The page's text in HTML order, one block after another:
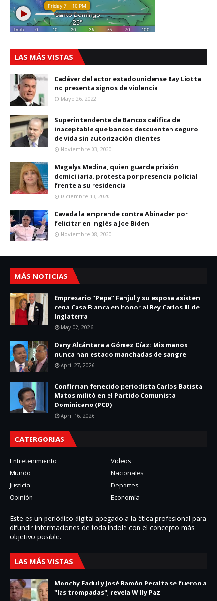
LAS MÁS VISTAS
Cadáver del actor estadounidense Ray Liotta
no presenta signos de violencia
Mayo 26, 2022
Superintendente de Bancos califica de
inaceptable que bancos descuenten seguro
de vida sin autorización clientes
Noviembre 03, 2020
Magalys Medina, quien guarda prisión
domiciliaria, protesta por presencia policial
frente a su residencia
Diciembre 13, 2020
Cavada la emprende contra Abinader por
felicitar en inglés a Joe Biden
Noviembre 08, 2020
MÁS NOTICIAS
Empresario “Pepe” Fanjul y su esposa asisten
cena Casa Blanca en honor al Rey Carlos III de
Inglaterra
May 02, 2026
Dany Alcántara a Gómez Díaz: Mis manos
nunca han estado manchadas de sangre
April 27, 2026
Confirman fenecido periodista Carlos Batista
Matos militó en el Partido Comunista
Dominicano (PCD)
April 16, 2026
CATERGORIAS
Entretenimiento
Videos
Mundo
Nacionales
Justicia
Deportes
Opinión
Economía
Este es un periódico digital apegado a la ética profesional para
difundir informaciones de toda í­ndole con el concepto más
objetivo posible.
LAS MÁS VISTAS
Monchy Fadul y José Ramón Peralta se fueron a
"las trompadas", revela Willy Paz